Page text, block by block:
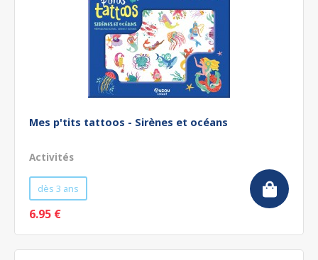
Mes p'tits tattoos - Sirènes et océans
Activités
dès 3 ans
6.95 €